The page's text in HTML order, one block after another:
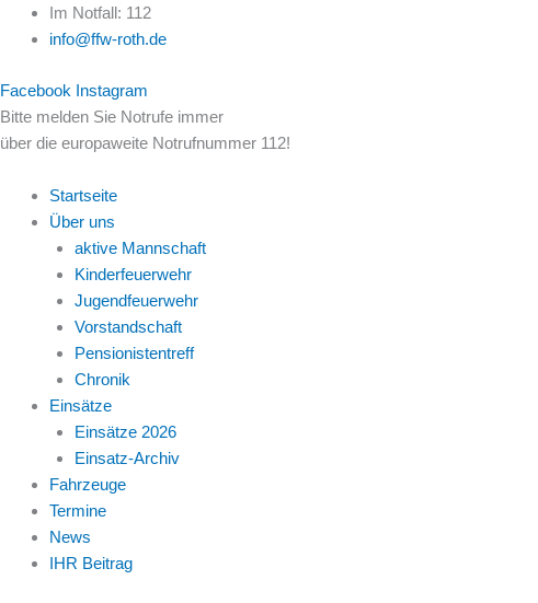
Inhalt
Im Notfall: 112
info@ffw-roth.de
Facebook Instagram
Bitte melden Sie Notrufe immer
über die europaweite Notrufnummer 112!
Startseite
Über uns
aktive Mannschaft
Kinderfeuerwehr
Jugendfeuerwehr
Vorstandschaft
Pensionistentreff
Chronik
Einsätze
Einsätze 2026
Einsatz-Archiv
Fahrzeuge
Termine
News
IHR Beitrag